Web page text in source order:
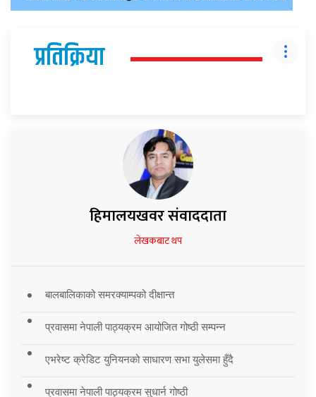
प्रतिक्रिया
हिमालयखवर संवाददाता
लेखकबाट थप
बालबालिकाको समरक्याम्पको दीक्षान्त
प्रवासमा नेपाली पाठ्यक्रम आयोजित गोष्ठी सम्पन्न
एभरेष्ट क्रेडिट युनियनको साधारण सभा युलेसमा हुँदै
प्रवासमा नेपाली पाठ्यक्रम सुधार्न गोष्ठी